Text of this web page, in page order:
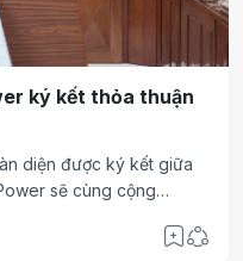
ký kết thỏa thuận
diện được ký kết giữa
sẽ cùng cộng
dịch vụ tốt nhất với